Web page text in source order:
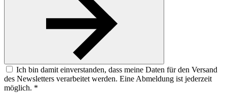
Ich bin damit einverstanden, dass meine Daten für den Versand
des Newsletters verarbeitet werden. Eine Abmeldung ist jederzeit
möglich. *